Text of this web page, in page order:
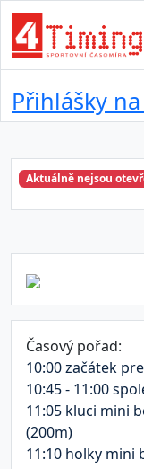
Přihlášky
Aktuálně nejsou
Časový pořad:
10:00 začátek
10:45 - 11:00
11:05 kluci mini
(200m)
11:10 holky mini